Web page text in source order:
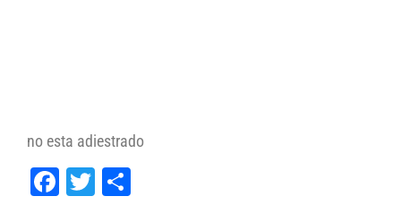
no esta adiestrado
Facebook
Twitter